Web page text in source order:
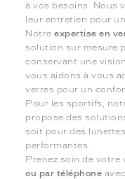
à vos besoins. Nous
leur entretien pour
Notreexpertise en
solution sur mesure
conservant une
vous aidons à vous
verres pour un
Pour les sportifs,
propose des
soit pour des
performantes.
Prenez soin de votre
ou par téléphone